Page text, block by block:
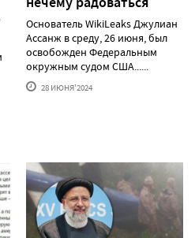
Основатель WikiLeaks Джулиан
Ассанж в среду, 26 июня, был
освобожден Федеральным
окружным судом США......
28 ИЮНЯ'2024